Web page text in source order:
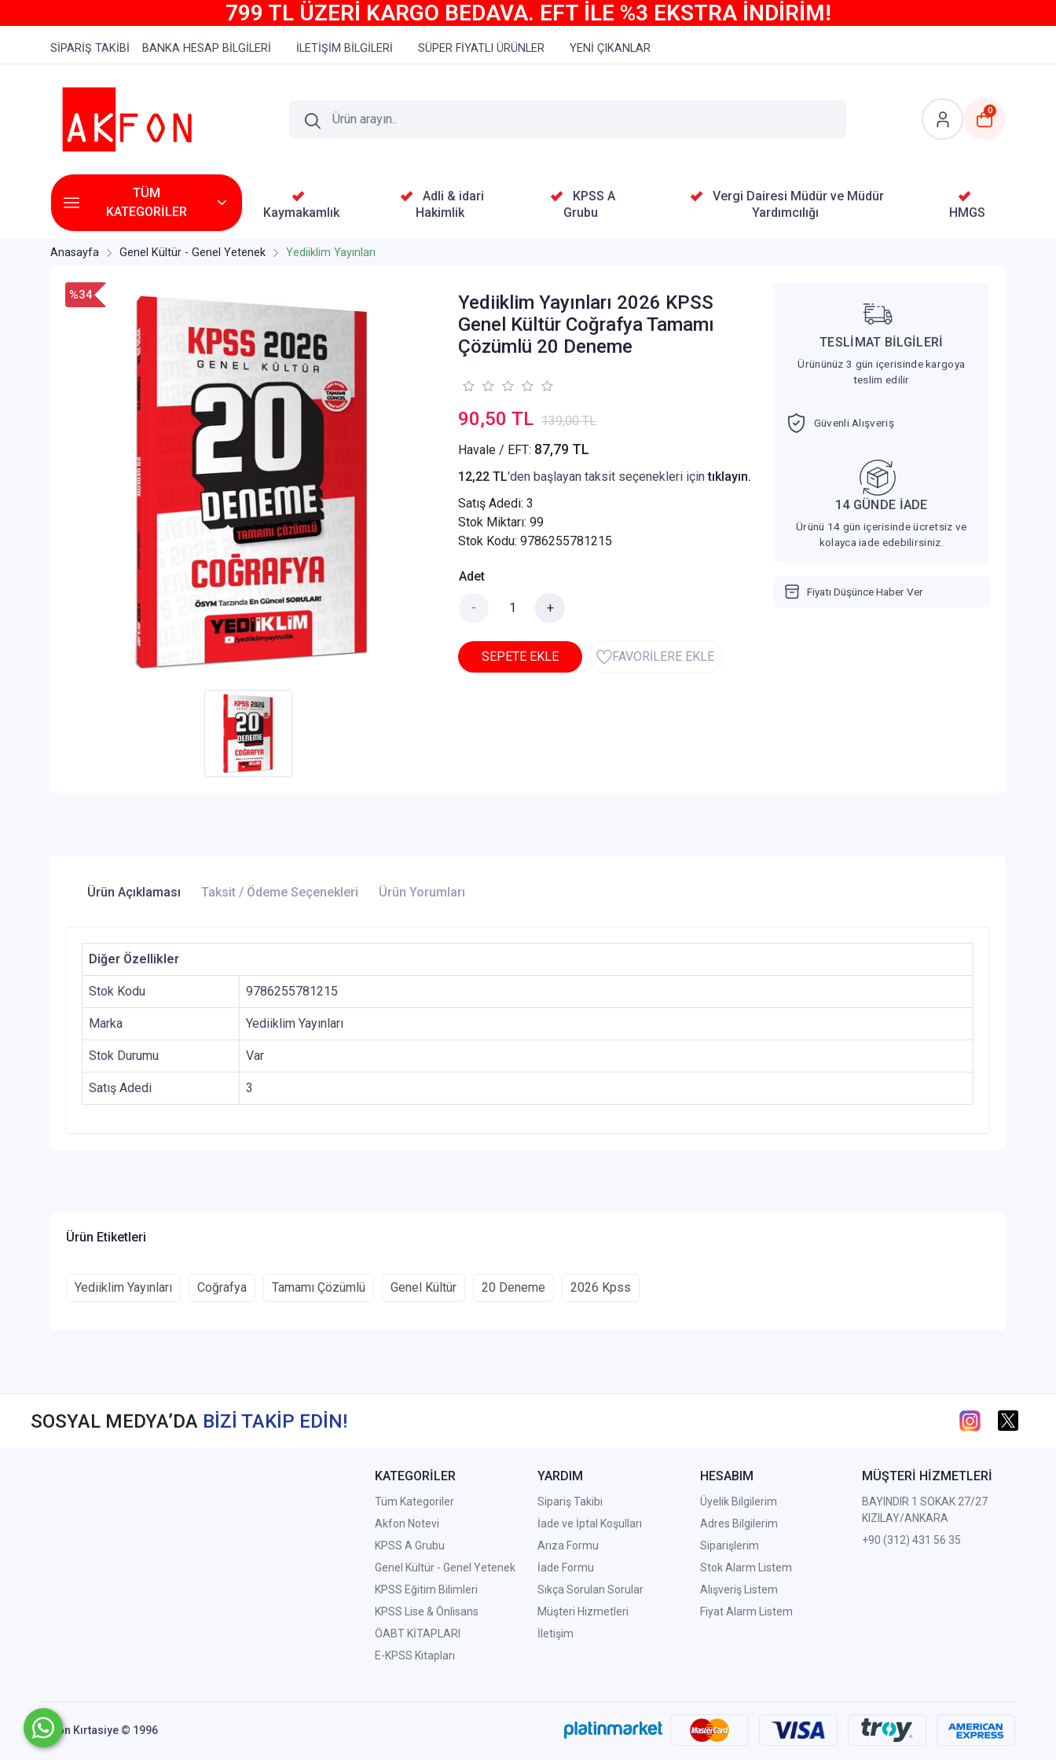
799 TL ÜZERİ KARGO BEDAVA. EFT İLE %3 EKSTRA İNDİRİM!
SİPARİŞ TAKİBİ BANKA HESAP BİLGİLERİ İLETİŞİM BİLGİLERİ SÜPER FİYATLI ÜRÜNLER YENİ ÇIKANLAR
0
TÜM
KATEGORİLER
Kaymakamlık
Adli & idari
Hakimlik
KPSS A
Grubu
Vergi Dairesi Müdür ve Müdür
Yardımcılığı
HMGS
Anasayfa Genel Kültür - Genel Yetenek Yediiklim Yayınları
%34
Yediiklim Yayınları 2026 KPSS
Genel Kültür Coğrafya Tamamı
Çözümlü 20 Deneme
90,50 TL 139,00 TL
Havale / EFT: 87,79 TL
12,22 TL'den başlayan taksit seçenekleri içintıklayın.
Satış Adedi:3
Stok Miktarı: 99
Stok Kodu: 9786255781215
Adet
- +
SEPETE EKLE FAVORİLERE EKLE
TESLİMAT BİLGİLERİ
Ürününüz 3 gün içerisinde kargoya
teslim edilir
Güvenli Alışveriş
14 GÜNDE İADE
Ürünü 14 gün içerisinde ücretsiz ve
kolayca iade edebilirsiniz.
Fiyatı Düşünce Haber Ver
Ürün Açıklaması Taksit / Ödeme Seçenekleri Ürün Yorumları
Diğer Özellikler
Stok Kodu 9786255781215
Marka Yediiklim Yayınları
Stok Durumu Var
Satış Adedi 3
Ürün Etiketleri
Yediiklim Yayınları Coğrafya Tamamı Çözümlü Genel Kültür 20 Deneme 2026 Kpss
SOSYAL MEDYA’DA BİZİ TAKİP EDİN!
KATEGORİLER
Tüm Kategoriler
Akfon Notevi
KPSS A Grubu
Genel Kültür - Genel Yetenek
KPSS Eğitim Bilimleri
KPSS Lise & Önlisans
ÖABT KİTAPLARI
E-KPSS Kitapları
YARDIM
Sipariş Takibi
İade ve İptal Koşulları
Arıza Formu
İade Formu
Sıkça Sorulan Sorular
Müşteri Hizmetleri
İletişim
HESABIM
Üyelik Bilgilerim
Adres Bilgilerim
Siparişlerim
Stok Alarm Listem
Alışveriş Listem
Fiyat Alarm Listem
MÜŞTERİ HİZMETLERİ
BAYINDIR 1 SOKAK 27/27
KIZILAY/ANKARA
+90 (312) 431 56 35
Akfon Kırtasiye © 1996